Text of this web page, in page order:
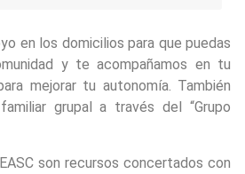
en los domicilios para que puedas
y te acompañamos en tu
mejorar tu autonomía. También
grupal a través del “Grupo
son recursos concertados con